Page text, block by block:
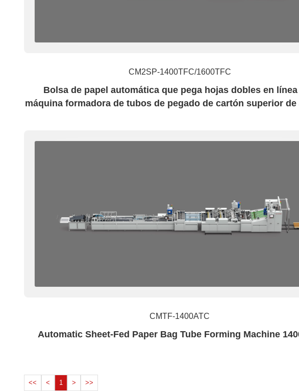
CM2SP-1400TFC/1600TFC
Bolsa de papel automática que pega hojas dobles en
máquina formadora de tubos de pegado de cartón superior de
CMTF-1400ATC
Automatic Sheet-Fed Paper Bag Tube Forming Machine
<< < 1 > >>